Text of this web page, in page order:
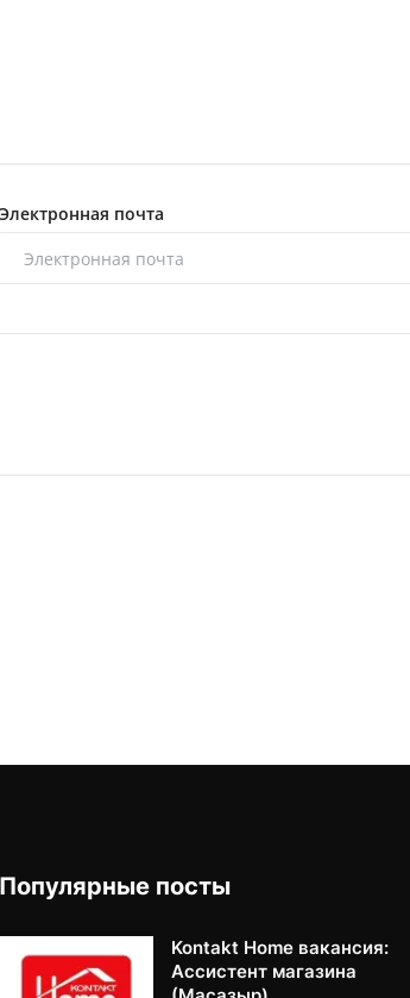
Электронная почта
Популярные посты
Kontakt Home вакансия:
Ассистент магазина